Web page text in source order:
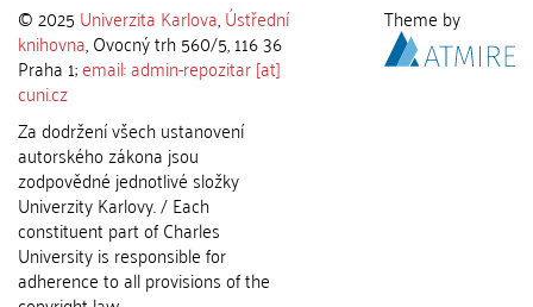
© 2025 Univerzita Karlova,Ústřední
knihovna, Ovocný trh 560/5, 116 36
Praha 1;email: admin-repozitar [at]
cuni.cz
Za dodržení všech ustanovení
autorského zákona jsou
zodpovědné jednotlivé složky
Univerzity Karlovy. / Each
constituent part of Charles
University is responsible for
adherence to all provisions of the
Theme by